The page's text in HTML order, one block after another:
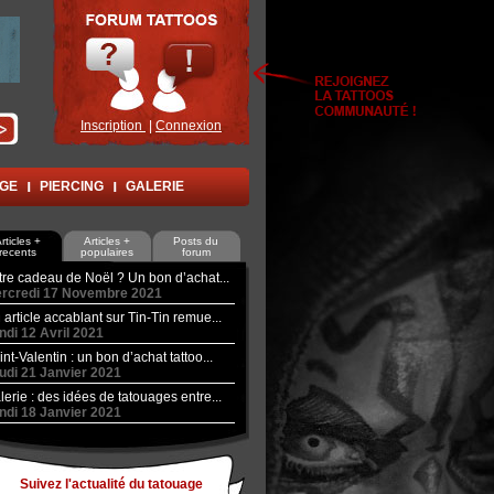
Inscription Connexion
PIERCING GALERIE
+
recents
Articles +
populaires
Posts du
forum
cadeau de Noël ? Un bon d’achat...
17 Novembre 2021
article accablant sur Tin-Tin remue...
12 Avril 2021
Valentin : un bon d’achat tattoo...
21 Janvier 2021
: des idées de tatouages entre...
18 Janvier 2021
Suivez l'actualité du tatouage